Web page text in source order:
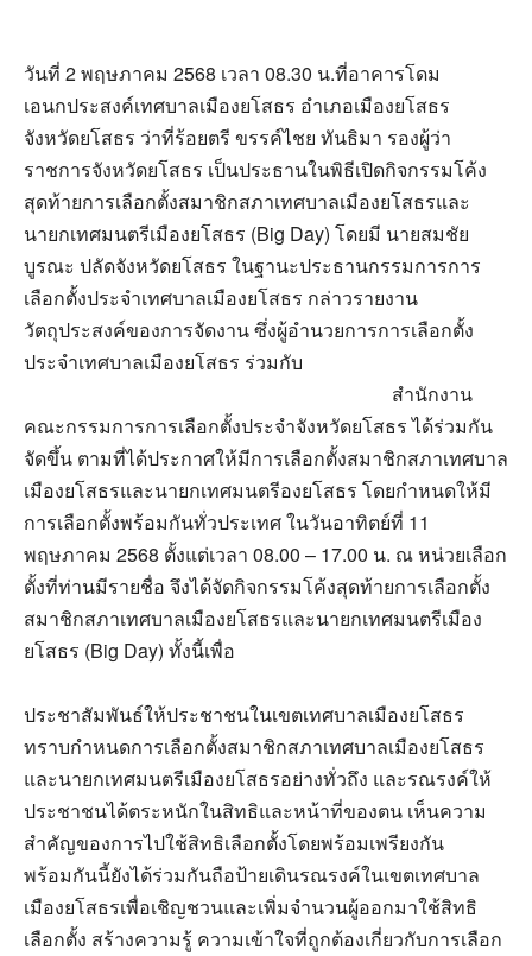
วันที่ 2 พฤษภาคม 2568 เวลา 08.30 น.ที่อาคารโดม
เอนกประสงค์เทศบาลเมืองยโสธร อำเภอเมืองยโสธร
จังหวัดยโสธร ว่าที่ร้อยตรี ขรรค์ไชย ทันธิมา รองผู้ว่า
ราชการจังหวัดยโสธร เป็นประธานในพิธีเปิดกิจกรรมโค้ง
สุดท้ายการเลือกตั้งสมาชิกสภาเทศบาลเมืองยโสธรและ
นายกเทศมนตรีเมืองยโสธร (Big Day) โดยมี นายสมชัย
บูรณะ ปลัดจังหวัดยโสธร ในฐานะประธานกรรมการการ
เลือกตั้งประจำเทศบาลเมืองยโสธร กล่าวรายงาน
วัตถุประสงค์ของการจัดงาน ซึ่งผู้อำนวยการการเลือกตั้ง
ประจำเทศบาลเมืองยโสธร ร่วมกับ
สำนักงาน
คณะกรรมการการเลือกตั้งประจำจังหวัดยโสธร ได้ร่วมกัน
จัดขึ้น ตามที่ได้ประกาศให้มีการเลือกตั้งสมาชิกสภาเทศบาล
เมืองยโสธรและนายกเทศมนตรีองยโสธร โดยกำหนดให้มี
การเลือกตั้งพร้อมกันทั่วประเทศ ในวันอาทิตย์ที่ 11
พฤษภาคม 2568 ตั้งแต่เวลา 08.00 – 17.00 น. ณ หน่วยเลือก
ตั้งที่ท่านมีรายชื่อ จึงได้จัดกิจกรรมโค้งสุดท้ายการเลือกตั้ง
สมาชิกสภาเทศบาลเมืองยโสธรและนายกเทศมนตรีเมือง
ยโสธร (Big Day) ทั้งนี้เพื่อ
ประชาสัมพันธ์ให้ประชาชนในเขตเทศบาลเมืองยโสธร
ทราบกำหนดการเลือกตั้งสมาชิกสภาเทศบาลเมืองยโสธร
และนายกเทศมนตรีเมืองยโสธรอย่างทั่วถึง และรณรงค์ให้
ประชาชนได้ตระหนักในสิทธิและหน้าที่ของตน เห็นความ
สำคัญของการไปใช้สิทธิเลือกตั้งโดยพร้อมเพรียงกัน
พร้อมกันนี้ยังได้ร่วมกันถือป้ายเดินรณรงค์ในเขตเทศบาล
เมืองยโสธรเพื่อเชิญชวนและเพิ่มจำนวนผู้ออกมาใช้สิทธิ
เลือกตั้ง สร้างความรู้ ความเข้าใจที่ถูกต้องเกี่ยวกับการเลือก